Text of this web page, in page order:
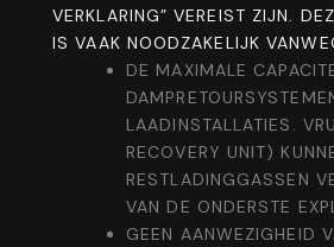
VERKLARING” VEREIST ZIJN.
IS VAAK NOODZAKELIJK
DE MAXIMALE
LAADINSTALLATIES.
RECOVERY UNIT)
RESTLADINGGASSEN
VAN DE ONDERSTE
GEEN AANWEZIGHEID